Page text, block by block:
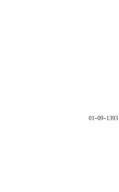
1393-09-01